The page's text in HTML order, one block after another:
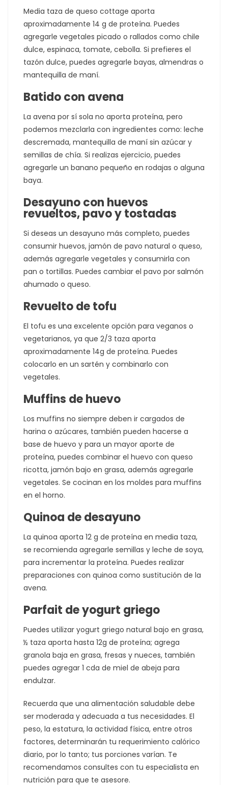
Media taza de queso cottage aporta
aproximadamente 14 g de proteína. Puedes
agregarle vegetales picado o rallados como chile
dulce, espinaca, tomate, cebolla. Si prefieres el
tazón dulce, puedes agregarle bayas, almendras o
mantequilla de maní.
Batido con avena
La avena por sí sola no aporta proteína, pero
podemos mezclarla con ingredientes como: leche
descremada, mantequilla de maní sin azúcar y
semillas de chía. Si realizas ejercicio, puedes
agregarle un banano pequeño en rodajas o alguna
baya.
Desayuno con huevos
revueltos, pavo y tostadas
Si deseas un desayuno más completo, puedes
consumir huevos, jamón de pavo natural o queso,
además agregarle vegetales y consumirla con
pan o tortillas. Puedes cambiar el pavo por salmón
ahumado o queso.
Revuelto de tofu
El tofu es una excelente opción para veganos o
vegetarianos, ya que 2/3 taza aporta
aproximadamente 14g de proteína. Puedes
colocarlo en un sartén y combinarlo con
vegetales.
Muffins de huevo
Los muffins no siempre deben ir cargados de
harina o azúcares, también pueden hacerse a
base de huevo y para un mayor aporte de
proteína, puedes combinar el huevo con queso
ricotta, jamón bajo en grasa, además agregarle
vegetales. Se cocinan en los moldes para muffins
en el horno.
Quinoa de desayuno
La quinoa aporta 12 g de proteína en media taza,
se recomienda agregarle semillas y leche de soya,
para incrementar la proteína. Puedes realizar
preparaciones con quinoa como sustitución de la
avena.
Parfait de yogurt griego
Puedes utilizar yogurt griego natural bajo en grasa,
½ taza aporta hasta 12g de proteína; agrega
granola baja en grasa, fresas y nueces, también
puedes agregar 1 cda de miel de abeja para
endulzar.
Recuerda que una alimentación saludable debe
ser moderada y adecuada a tus necesidades. El
peso, la estatura, la actividad física, entre otros
factores, determinarán tu requerimiento calórico
diario, por lo tanto; tus porciones varían. Te
recomendamos consultes con tu especialista en
nutrición para que te asesore.